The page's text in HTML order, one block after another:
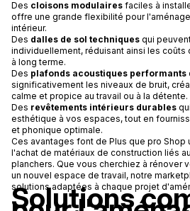
Des cloisons modulaires faciles à
offre une grande flexibilité pour
intérieur.
Des dalles de sol techniques qui
individuellement, réduisant ainsi les
à long terme.
Des plafonds acoustiques performants
significativement les niveaux de bruit,
calme et propice au travail ou à la détente.
Des revêtements intérieurs durables
esthétique à vos espaces, tout en
et phonique optimale.
Ces avantages font de Plus que pro Shop
l'achat de matériaux de construction liés
planchers. Que vous cherchiez à rénover
un nouvel espace de travail, notre
solutions adaptées à chaque projet
Solutions